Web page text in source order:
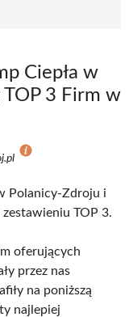
Ciepła w
TOP 3 Firm w
Polanicy-Zdroju i
TOP 3.
oferujących
przez nas
na poniższą
najlepiej